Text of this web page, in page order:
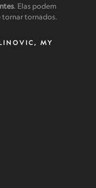
. Elas podem
tornar tornados.
MY